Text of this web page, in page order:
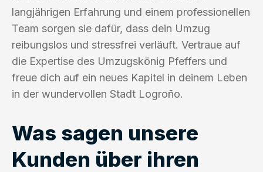
langjährigen Erfahrung und einem professionellen
Team sorgen sie dafür, dass dein Umzug
reibungslos und stressfrei verläuft. Vertraue auf
die Expertise des Umzugskönig Pfeffers und
freue dich auf ein neues Kapitel in deinem Leben
in der wundervollen Stadt Logroño.
Was sagen unsere
Kunden über ihren